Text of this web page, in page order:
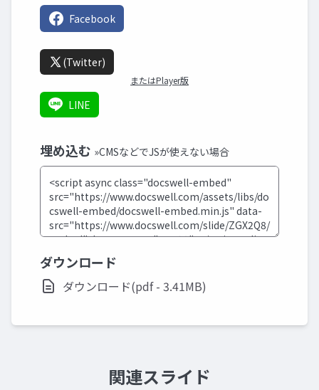
Facebook
(Twitter)
またはPlayer版
LINE
埋め込む »CMSなどでJSが使えない場合
ダウンロード
ダウンロード(pdf - 3.41MB)
関連スライド